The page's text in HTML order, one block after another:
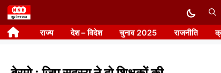
Skip
to
content राज्य देश – विदेश चुनाव 2025 राजनीति